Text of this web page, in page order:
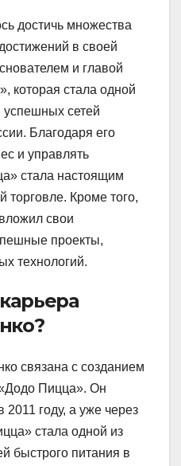
достичь множества
в своей
и главой
которая стала одной
сетей
Благодаря его
и управлять
стала настоящим
Кроме того,
свои
проекты,
технологий.
связана с созданием
Пицца». Он
году, а уже через
стала одной из
быстрого питания в